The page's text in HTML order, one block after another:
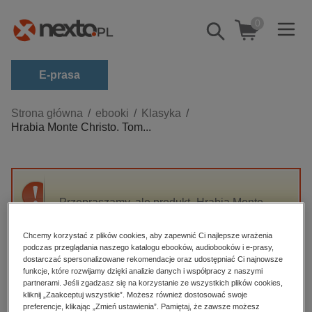
Pokaż/schowaj
wyszukiwarkę
0
E-prasa
Kategorie
Zobacz wszystkie E-prasa
budownictwo, aranżacja wnętrz
darmowe wydania
edukacja
hobby, sport, rozrywka
komputery, internet, technologie, informatyka
Strona główna ebooki
Klasyka
Hrabia Monte Christo. Tom...
Przepraszamy, ale produkt „Hrabia Monte
High-contrast mode
Polecane
Chcemy korzystać z plików cookies, aby zapewnić Ci najlepsze wrażenia
podczas przeglądania naszego katalogu ebooków, audiobooków i e-prasy,
dostarczać spersonalizowane rekomendacje oraz udostępniać Ci najnowsze
funkcje, które rozwijamy dzięki analizie danych i współpracy z naszymi
partnerami. Jeśli zgadzasz się na korzystanie ze wszystkich plików cookies,
kliknij „Zaakceptuj wszystkie”. Możesz również dostosować swoje
preferencje, klikając „Zmień ustawienia”. Pamiętaj, że zawsze możesz